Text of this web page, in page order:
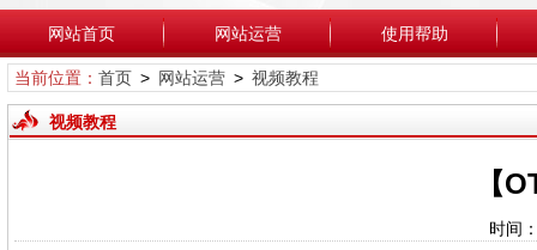
网站首页 网站运营 使用帮助
当前位置： 首页> 网站运营> 视频教程
视频教程
【
时间